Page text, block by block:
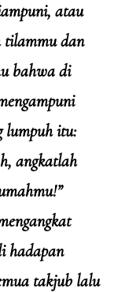
atau
tilammu dan
bahwa di
lumpuh itu:
angkatlah
hadapan
takjub lalu